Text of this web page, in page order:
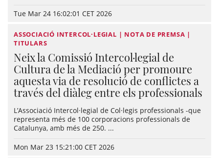
Tue Mar 24 16:02:01 CET 2026
ASSOCIACIÓ INTERCOL·LEGIAL | NOTA DE PREMSA |
TITULARS
Neix la Comissió Intercol·legial de
Cultura de la Mediació per promoure
aquesta via de resolució de conflictes a
través del diàleg entre els professionals
L’Associació Intercol·legial de Col·legis professionals -que
representa més de 100 corporacions professionals de
Catalunya, amb més de 250. ...
Mon Mar 23 15:21:00 CET 2026